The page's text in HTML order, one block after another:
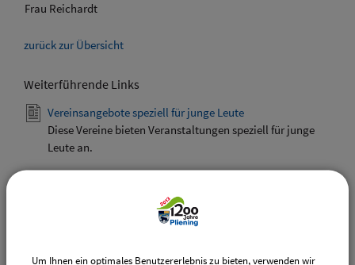
Frau Reichardt
zurück zur Übersicht
Weiterführende Links
Vereinsangebote speziell für junge Leute
Diese Vereine bieten Veranstaltungen speziell für junge
Leute an.
Den gewählten Termin als VCS-Kalenderdatei
Den gewählten Termin als iCal-Kalenderdatei
Um Ihnen ein optimales Benutzererlebnis zu bieten, verwenden wir